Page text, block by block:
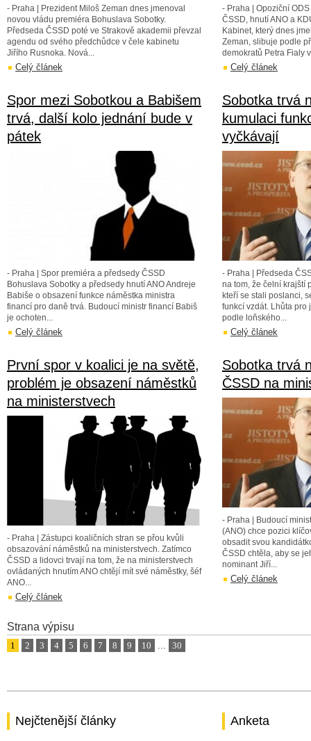
- Praha | Prezident Miloš Zeman dnes jmenoval
novou vládu premiéra Bohuslava Sobotky.
Předseda ČSSD poté ve Strakově akademii převzal
agendu od svého předchůdce v čele kabinetu
Jiřího Rusnoka. Nová...
Celý článek
- Praha | Opoziční
ČSSD, hnutí ANO a
Kabinet, který dnes
Zeman, slibuje podle
demokratů Petra Fialy
Celý článek
Spor mezi Sobotkou a Babišem
trvá, další kolo jednání bude v
pátek
- Praha | Spor premiéra a předsedy ČSSD
Bohuslava Sobotky a předsedy hnutí ANO Andreje
Babiše o obsazení funkce náměstka ministra
financí pro daně trvá. Budoucí ministr financí Babiš
je ochoten...
Celý článek
Sobotka trvá
kumulaci
vyčkávají
- Praha | Předseda
na tom, že čelní krajští
kteří se stali poslanci,
funkcí vzdát. Lhůta
podle loňského...
Celý článek
První spor v koalici je na světě,
problém je obsazení náměstků
na ministerstvech
- Praha | Zástupci koaličních stran se přou kvůli
obsazování náměstků na ministerstvech. Zatímco
ČSSD a lidovci trvají na tom, že na ministerstvech
ovládaných hnutím ANO chtějí mít své náměstky, šéf
ANO...
Celý článek
Sobotka trvá
ČSSD na
- Praha | Budoucí
(ANO) chce pozici
obsadit svou
ČSSD chtěla, aby se
nominant Jiří...
Celý článek
Strana výpisu
1 2 3 4 5 6 7 8 9 10 ... 30
Nejčtenější články Anketa